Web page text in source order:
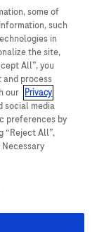
some of
such
in
the site,
All”, you
process
our Privacy
social media
preferences by
“Reject All”,